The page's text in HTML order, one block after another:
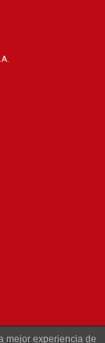
mejor experiencia de